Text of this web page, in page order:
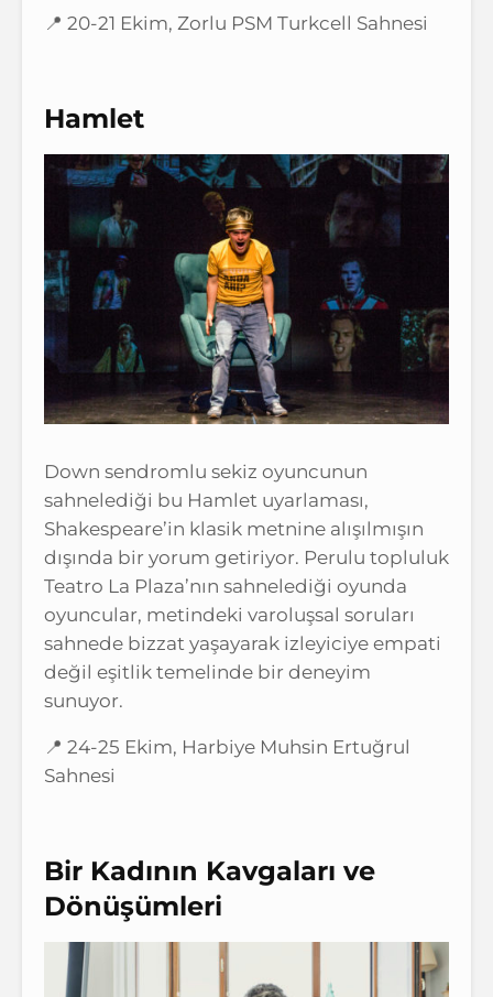
📍 20-21 Ekim, Zorlu PSM Turkcell Sahnesi
Hamlet
Down sendromlu sekiz oyuncunun
sahnelediği bu Hamlet uyarlaması,
Shakespeare’in klasik metnine alışılmışın
dışında bir yorum getiriyor. Perulu topluluk
Teatro La Plaza’nın sahnelediği oyunda
oyuncular, metindeki varoluşsal soruları
sahnede bizzat yaşayarak izleyiciye empati
değil eşitlik temelinde bir deneyim
sunuyor.
📍 24-25 Ekim, Harbiye Muhsin Ertuğrul
Sahnesi
Bir Kadının Kavgaları ve
Dönüşümleri